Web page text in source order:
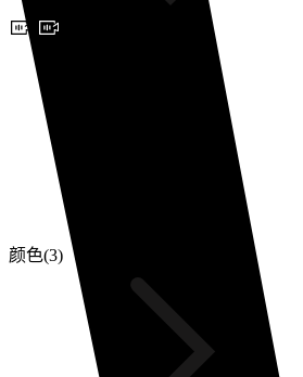
颜色(3)